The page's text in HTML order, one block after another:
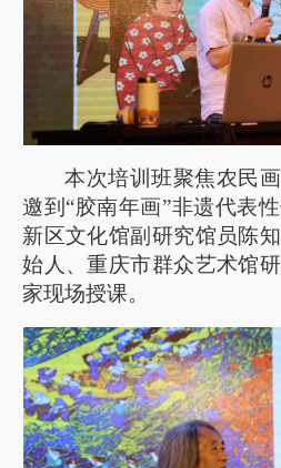
本次培训班聚焦农民
邀到“胶南年画”非遗代表
新区文化馆副研究馆员陈
始人、重庆市群众艺术馆
家现场授课。